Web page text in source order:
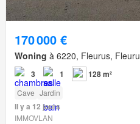
170 000 €
Woning à 6220, Fleurus,
3 1 128 m²
Cave Jardin
Il y a 12 jours
IMMOVLAN